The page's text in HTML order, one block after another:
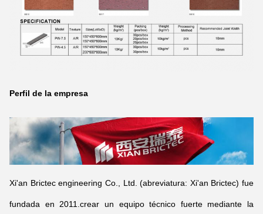
Perfil de la empresa
Xi'an Brictec engineering Co., Ltd. (abreviatura: Xi'an Brictec) fue
fundada en 2011.crear un equipo técnico fuerte mediante la